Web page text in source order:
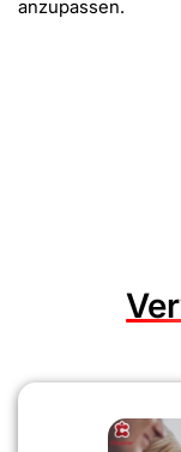
anzupassen.